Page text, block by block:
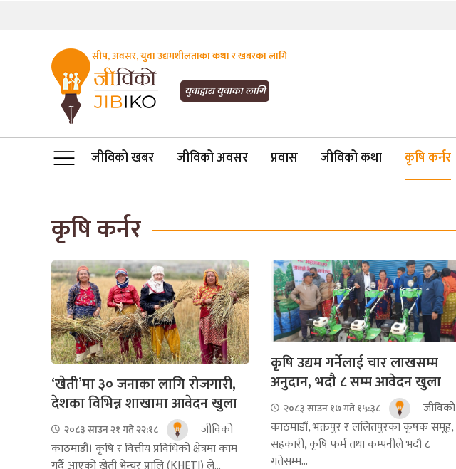
युवाद्वारा युवाका लागि
JIBIKO.COM
तपाईंको जीविकाको साथी
सीप, अवसर, युवा उद्यमशीलताका कथा र खबरका लागि
जीविको खबर जीविको अवसर प्रवास जीविको कथा कृषि कर्नर
कृषि कर्नर
‘खेती’मा ३० जनाका लागि रोजगारी,
देशका विभिन्न शाखामा आवेदन खुला
२०८३ साउन २१ गते २२:१८
जीविको
काठमाडौं। कृषि र वित्तीय प्रविधिको क्षेत्रमा काम
कृषि उद्यम गर्नेलाई चार लाखसम्म
अनुदान, भदौ ८ सम्म आवेदन खुला
२०८३ साउन १७ गते १५:३८
जीविको
काठमाडौं, भक्तपुर र ललितपुरका कृषक समूह,
सहकारी, कृषि फर्म तथा कम्पनीले भदौ ८
गतेसम्म...